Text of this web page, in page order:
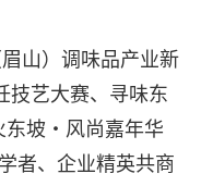
山）调味品产业新
技艺大赛、寻味东
坡・风尚嘉年华
者、企业精英共商